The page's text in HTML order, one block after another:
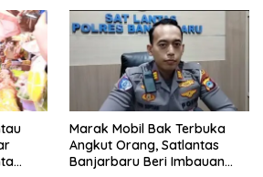
Marak Mobil Bak Terbuka
Angkut Orang, Satlantas
Banjarbaru Beri Imbauan